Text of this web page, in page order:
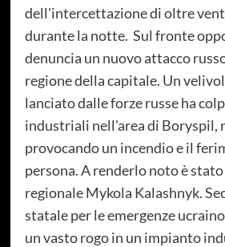
dell'intercettazione di oltre
durante la notte. Sul fronte
denuncia un nuovo attacco
regione della capitale. Un
lanciato dalle forze russe ha
industriali nell'area di Boryspil,
provocando un incendio e il
persona. A renderlo noto è
regionale Mykola Kalashnyk.
statale per le emergenze
un vasto rogo in un impianto